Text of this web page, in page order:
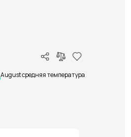
August средняя температура